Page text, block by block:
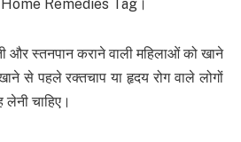
Remedies Tag।
और स्तनपान कराने वाली महिलाओं को खाने
से पहले रक्तचाप या हृदय रोग वाले लोगों
चाहिए।